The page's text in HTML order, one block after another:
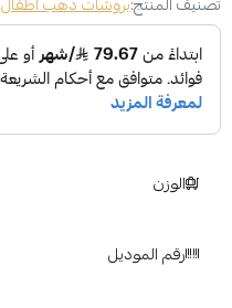
الوزن
رقم الموديل